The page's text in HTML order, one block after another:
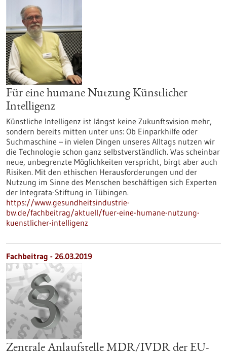
Für eine humane Nutzung Künstlicher
Intelligenz
Künstliche Intelligenz ist längst keine Zukunftsvision mehr,
sondern bereits mitten unter uns: Ob Einparkhilfe oder
Suchmaschine – in vielen Dingen unseres Alltags nutzen wir
die Technologie schon ganz selbstverständlich. Was scheinbar
neue, unbegrenzte Möglichkeiten verspricht, birgt aber auch
Risiken. Mit den ethischen Herausforderungen und der
Nutzung im Sinne des Menschen beschäftigen sich Experten
der Integrata-Stiftung in Tübingen.
https://www.gesundheitsindustrie-
bw.de/fachbeitrag/aktuell/fuer-eine-humane-nutzung-
kuenstlicher-intelligenz
Fachbeitrag - 26.03.2019
Zentrale Anlaufstelle MDR/IVDR der EU-